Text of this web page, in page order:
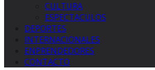
CULTURA
ESPECTACULOS
DEPORTES
INTERNACIONALES
ENPRENDEDORES
CONTACTO